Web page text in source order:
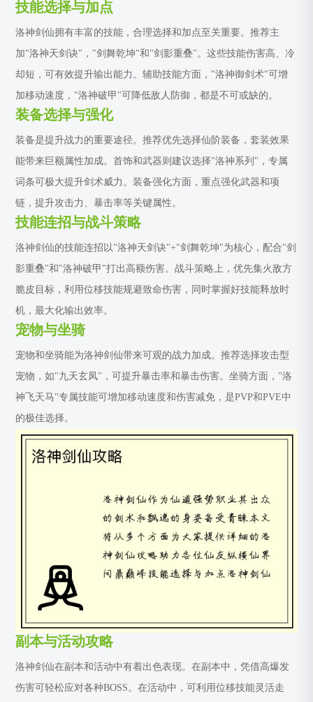
技能选择与加点
洛神剑仙拥有丰富的技能，合理选择和加点至关重要。推荐主
加"洛神天剑诀"，"剑舞乾坤"和"剑影重叠"。这些技能伤害高、冷
却短，可有效提升输出能力。辅助技能方面，"洛神御剑术"可增
加移动速度，"洛神破甲"可降低敌人防御，都是不可或缺的。
装备选择与强化
装备是提升战力的重要途径。推荐优先选择仙阶装备，套装效果
能带来巨额属性加成。首饰和武器则建议选择"洛神系列"，专属
词条可极大提升剑术威力。装备强化方面，重点强化武器和项
链，提升攻击力、暴击率等关键属性。
技能连招与战斗策略
洛神剑仙的技能连招以"洛神天剑诀"+"剑舞乾坤"为核心，配合"剑
影重叠"和"洛神破甲"打出高额伤害。战斗策略上，优先集火敌方
脆皮目标，利用位移技能规避致命伤害，同时掌握好技能释放时
机，最大化输出效率。
宠物与坐骑
宠物和坐骑能为洛神剑仙带来可观的战力加成。推荐选择攻击型
宠物，如"九天玄凤"，可提升暴击率和暴击伤害。坐骑方面，"洛
神飞天马"专属技能可增加移动速度和伤害减免，是PVP和PVE中
的极佳选择。
副本与活动攻略
洛神剑仙在副本和活动中有着出色表现。在副本中，凭借高爆发
伤害可轻松应对各种BOSS。在活动中，可利用位移技能灵活走